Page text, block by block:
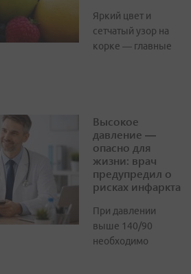
Яркий цвет и
сетчатый узор на
корке — главные
Высокое
давление —
опасно для
жизни: врач
предупредил о
рисках инфаркта
При давлении
выше 140/90
необходимо